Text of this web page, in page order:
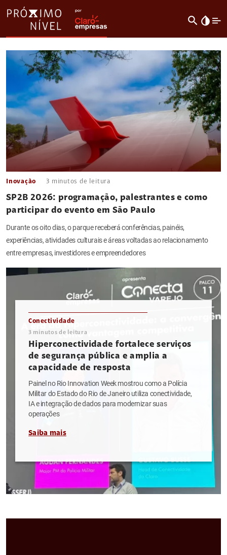
search invert_colors
Inovação 3 minutos de leitura
SP2B 2026: programação, palestrantes e como
participar do evento em São Paulo
Durante os oito dias, o parque receberá conferências, painéis,
experiências, atividades culturais e áreas voltadas ao relacionamento
entre empresas, investidores e empreendedores
Conectividade
3 minutos de leitura
Hiperconectividade fortalece serviços
de segurança pública e amplia a
capacidade de resposta
Painel no Rio Innovation Week mostrou como a Polícia
Militar do Estado do Rio de Janeiro utiliza conectividade,
IA e integração de dados para modernizar suas
operações
Saiba mais